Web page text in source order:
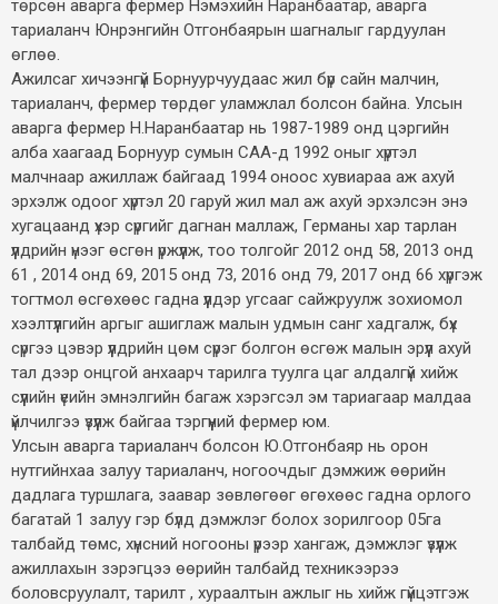
төрсөн аварга фермер Нэмэхийн Наранбаатар, аварга
тариаланч Юнрэнгийн Отгонбаярын шагналыг гардуулан
өглөө.
Ажилсаг хичээнгүй Борнуурчуудаас жил бүр сайн малчин,
тариаланч, фермер төрдөг уламжлал болсон байна. Улсын
аварга фермер Н.Наранбаатар нь 1987-1989 онд цэргийн
алба хаагаад Борнуур сумын САА-д 1992 оныг хүртэл
малчнаар ажиллаж байгаад 1994 оноос хувиараа аж ахуй
эрхэлж одоог хүртэл 20 гаруй жил мал аж ахуй эрхэлсэн энэ
хугацаанд үхэр сүргийг дагнан маллаж, Германы хар тарлан
үүлдрийн үнээг өсгөн үржүүлж, тоо толгойг 2012 онд 58, 2013 онд
61 , 2014 онд 69, 2015 онд 73, 2016 онд 79, 2017 онд 66 хүргэж
тогтмол өсгөхөөс гадна үүлдэр угсааг сайжруулж зохиомол
хээлтүүлгийн аргыг ашиглаж малын удмын санг хадгалж, бүх
сүргээ цэвэр үүлдрийн цөм сүрэг болгон өсгөж малын эрүүл ахуй
тал дээр онцгой анхаарч тарилга туулга цаг алдалгүй хийж
сүүлийн үеийн эмнэлгийн багаж хэрэгсэл эм тариагаар малдаа
үйлчилгээ үзүүлж байгаа тэргүүний фермер юм.
Улсын аварга тариаланч болсон Ю.Отгонбаяр нь орон
нутгийнхаа залуу тариаланч, ногоочдыг дэмжиж өөрийн
дадлага туршлага, заавар зөвлөгөөг өгөхөөс гадна орлого
багатай 1 залуу гэр бүлд дэмжлэг болох зорилгоор 05га
талбайд төмс, хүнсний ногооны үрээр хангаж, дэмжлэг үзүүлж
ажиллахын зэрэгцээ өөрийн талбайд техникээрээ
боловсруулалт, тарилт , хураалтын ажлыг нь хийж гүйцэтгэж